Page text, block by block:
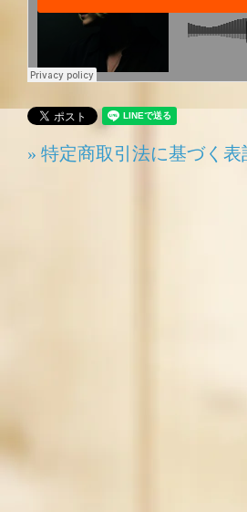
» 特定商取引法に基づく